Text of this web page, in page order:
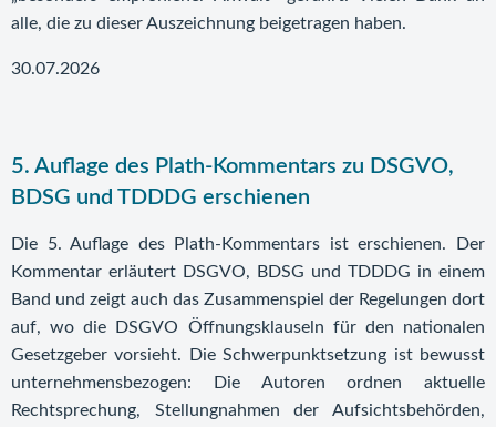
alle, die zu dieser Auszeichnung beigetragen haben.
30.07.2026
5. Auflage des Plath-Kommentars zu DSGVO,
BDSG und TDDDG erschienen
Die 5. Auflage des Plath-Kommentars ist erschienen. Der
Kommentar erläutert DSGVO, BDSG und TDDDG in einem
Band und zeigt auch das Zusammenspiel der Regelungen dort
auf, wo die DSGVO Öffnungsklauseln für den nationalen
Gesetzgeber vorsieht. Die Schwerpunktsetzung ist bewusst
unternehmensbezogen: Die Autoren ordnen aktuelle
Rechtsprechung, Stellungnahmen der Aufsichtsbehörden,